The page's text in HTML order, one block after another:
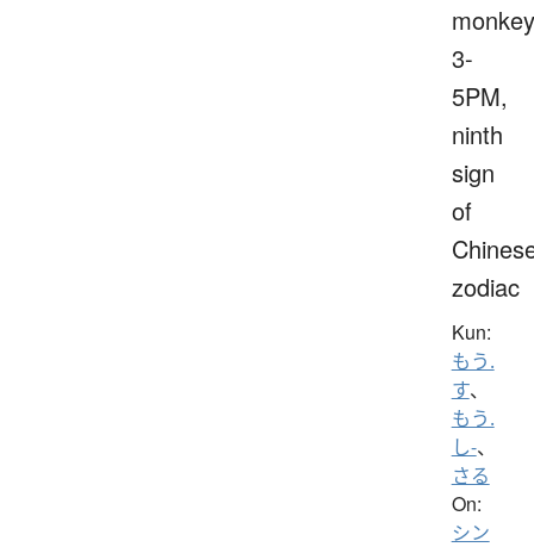
3-
5PM,
ninth
sign
of
zodiac
Kun:
もう.
す、
もう.
し-、
さる
On:
シン